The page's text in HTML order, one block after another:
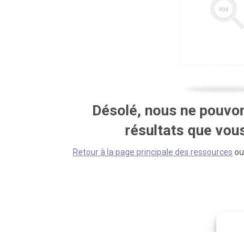
Désolé, nous ne
résultats que
Retour à la page principale des ressources